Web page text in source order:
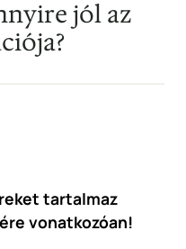
jól az
tartalmaz
vonatkozóan!